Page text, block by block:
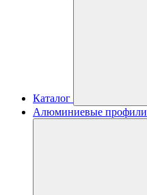
Каталог
Алюминиевые профили